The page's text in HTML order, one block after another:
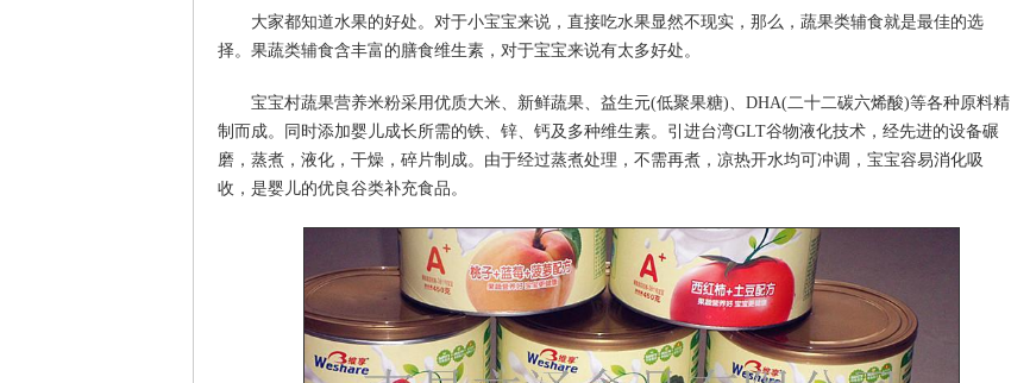
大家都知道水果的好处。对于小宝宝来说，直接吃水果显然不现实，那么，蔬果类辅食就是最佳的选
择。果蔬类辅食含丰富的膳食维生素，对于宝宝来说有太多好处。
宝宝村蔬果营养米粉采用优质大米、新鲜蔬果、益生元(低聚果糖)、DHA(二十二碳六烯酸)等各种原料精
制而成。同时添加婴儿成长所需的铁、锌、钙及多种维生素。引进台湾GLT谷物液化技术，经先进的设备碾
磨，蒸煮，液化，干燥，碎片制成。由于经过蒸煮处理，不需再煮，凉热开水均可冲调，宝宝容易消化吸
收，是婴儿的优良谷类补充食品。